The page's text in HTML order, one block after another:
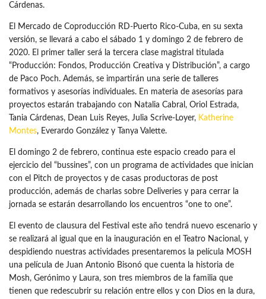
Cárdenas.
El Mercado de Coproducción RD-Puerto Rico-Cuba, en su sexta
versión, se llevará a cabo el sábado 1 y domingo 2 de febrero de
2020. El primer taller será la tercera clase magistral titulada
“Producción: Fondos, Producción Creativa y Distribución”, a cargo
de Paco Poch. Además, se impartirán una serie de talleres
formativos y asesorías individuales. En materia de asesorías para
proyectos estarán trabajando con Natalia Cabral, Oriol Estrada,
Tania Cárdenas, Dean Luis Reyes, Julia Scrive-Loyer, Katherine
Montes, Everardo González y Tanya Valette.
El domingo 2 de febrero, continua este espacio creado para el
ejercicio del “bussines”, con un programa de actividades que inician
con el Pitch de proyectos y de casas productoras de post
producción, además de charlas sobre Deliveries y para cerrar la
jornada se estarán desarrollando los encuentros “one to one”.
El evento de clausura del Festival este año tendrá nuevo escenario y
se realizará al igual que en la inauguración en el Teatro Nacional, y
despidiendo nuestras actividades presentaremos la película MOSH
una película de Juan Antonio Bisonó que cuenta la historia de
Mosh, Gerónimo y Laura, son tres miembros de la familia que
tienen que redescubrir su relación entre ellos y con Dios en la dura,